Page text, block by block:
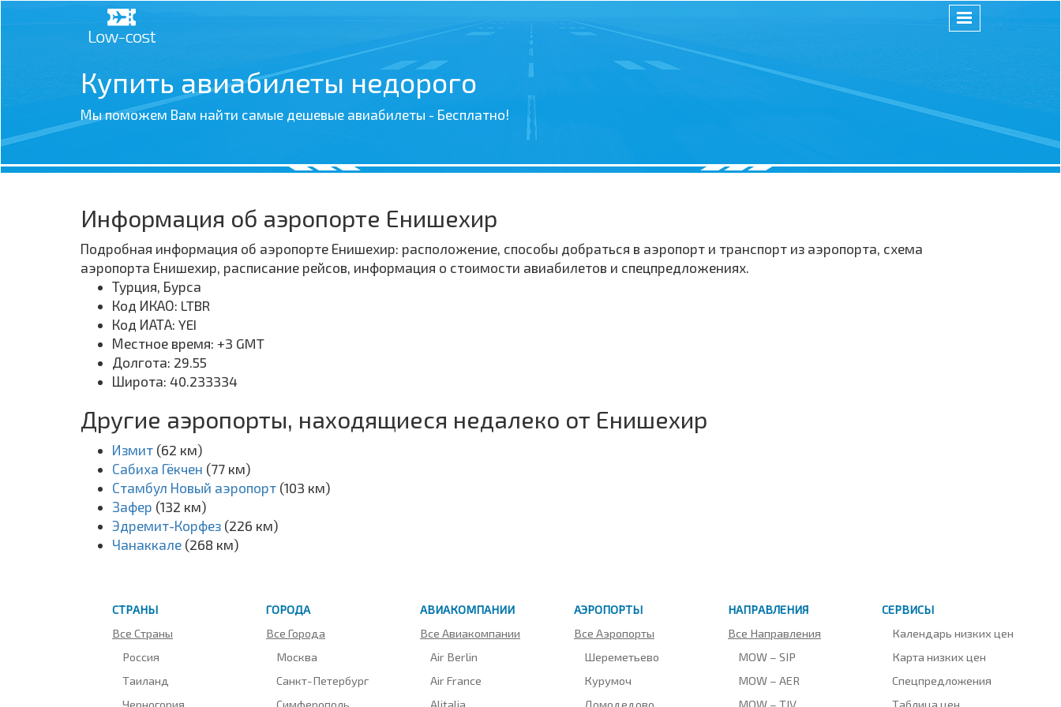
Купить авиабилеты недорого
Мы поможем Вам найти самые дешевые авиабилеты - Бесплатно!
Информация об аэропорте Енишехир
Подробная информация об аэропорте Енишехир: расположение, способы добраться в аэропорт и транспорт из аэропорта, схема
аэропорта Енишехир, расписание рейсов, информация о стоимости авиабилетов и спецпредложениях.
Турция, Бурса
Код ИКАО: LTBR
Код ИАТА: YEI
Местное время: +3 GMT
Долгота: 29.55
Широта: 40.233334
Другие аэропорты, находящиеся недалеко от Енишехир
Измит (62 км)
Сабиха Гёкчен (77 км)
Стамбул Новый аэропорт (103 км)
Зафер (132 км)
Эдремит-Корфез (226 км)
Чанаккале (268 км)
СТРАНЫ
Все Страны
Россия
Таиланд
Черногория
ГОРОДА
Все Города
Москва
Санкт-Петербург
Симферополь
АВИАКОМПАНИИ
Все Авиакомпании
Air Berlin
Air France
Alitalia
АЭРОПОРТЫ
Все Аэропорты
Шереметьево
Курумоч
Домодедово
НАПРАВЛЕНИЯ
Все Направления
MOW – SIP
MOW – AER
MOW – TIV
СЕРВИСЫ
Календарь низких цен
Карта низких цен
Спецпредложения
Таблица цен